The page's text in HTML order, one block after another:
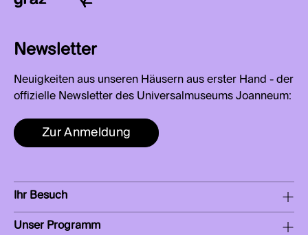
Newsletter
Neuigkeiten aus unseren Häusern aus erster Hand - der
offizielle Newsletter des Universalmuseums Joanneum:
Zur Anmeldung
Ihr Besuch
Unser Programm